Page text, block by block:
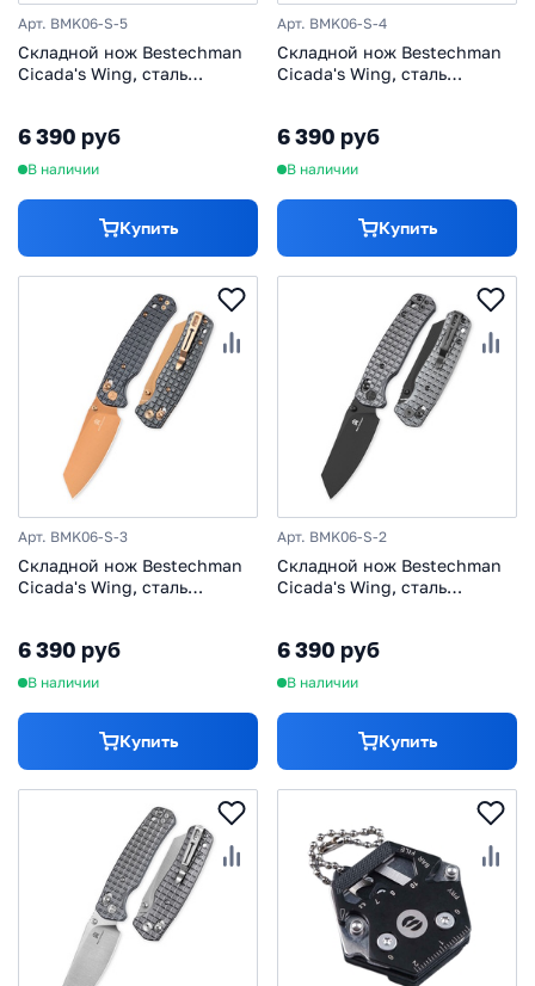
Арт. BMK06-S-5
Складной нож Bestechman
Cicada's Wing, сталь
6 390 руб
В наличии
Купить
Арт. BMK06-S-4
Складной нож Bestechman
Cicada's Wing, сталь
6 390 руб
В наличии
Купить
Арт. BMK06-S-3
Складной нож Bestechman
Cicada's Wing, сталь
6 390 руб
В наличии
Купить
Арт. BMK06-S-2
Складной нож Bestechman
Cicada's Wing, сталь
6 390 руб
В наличии
Купить